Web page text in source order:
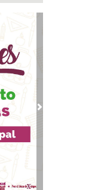
canino
Next